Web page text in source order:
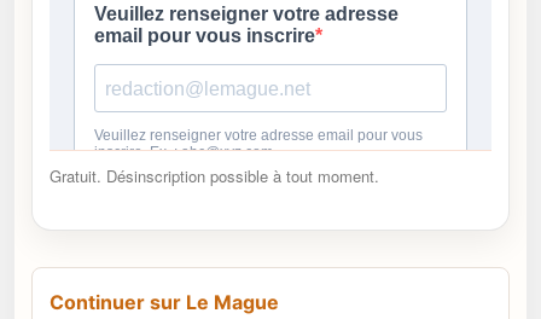
Gratuit. Désinscription possible à tout moment.
Continuer sur Le Mague